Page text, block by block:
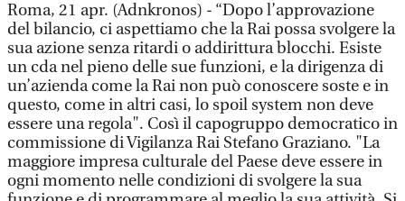
Roma, 21 apr. (Adnkronos) - “Dopo l’approvazione
del bilancio, ci aspettiamo che la Rai possa svolgere la
sua azione senza ritardi o addirittura blocchi. Esiste
un cda nel pieno delle sue funzioni, e la dirigenza di
un’azienda come la Rai non può conoscere soste e in
questo, come in altri casi, lo spoil system non deve
essere una regola". Così il capogruppo democratico in
commissione di Vigilanza Rai Stefano Graziano. "La
maggiore impresa culturale del Paese deve essere in
ogni momento nelle condizioni di svolgere la sua